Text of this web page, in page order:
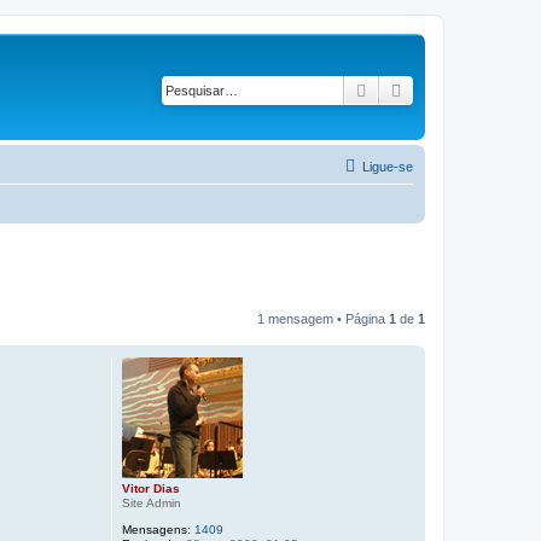
Pesquisar
Ligue-se
1 mensagem • Página 1 de 1
Vitor Dias
Site Admin
Mensagens: 1409